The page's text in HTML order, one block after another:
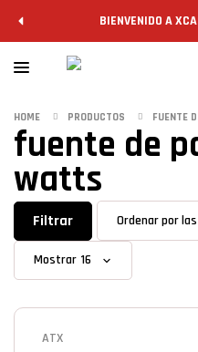
BIENVENIDO A
HOME PRODUCTOS FUENTE
fuente de
watts
Filtrar
Mostrar
ATX